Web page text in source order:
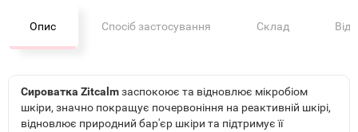
Опис Спосіб застосування Склад
Сироватка Zitcalmзаспокоює та відновлює мікробіом
шкіри, значно покращує почервоніння на реактивній шкірі,
відновлює природний бар'єр шкіри та підтримує її